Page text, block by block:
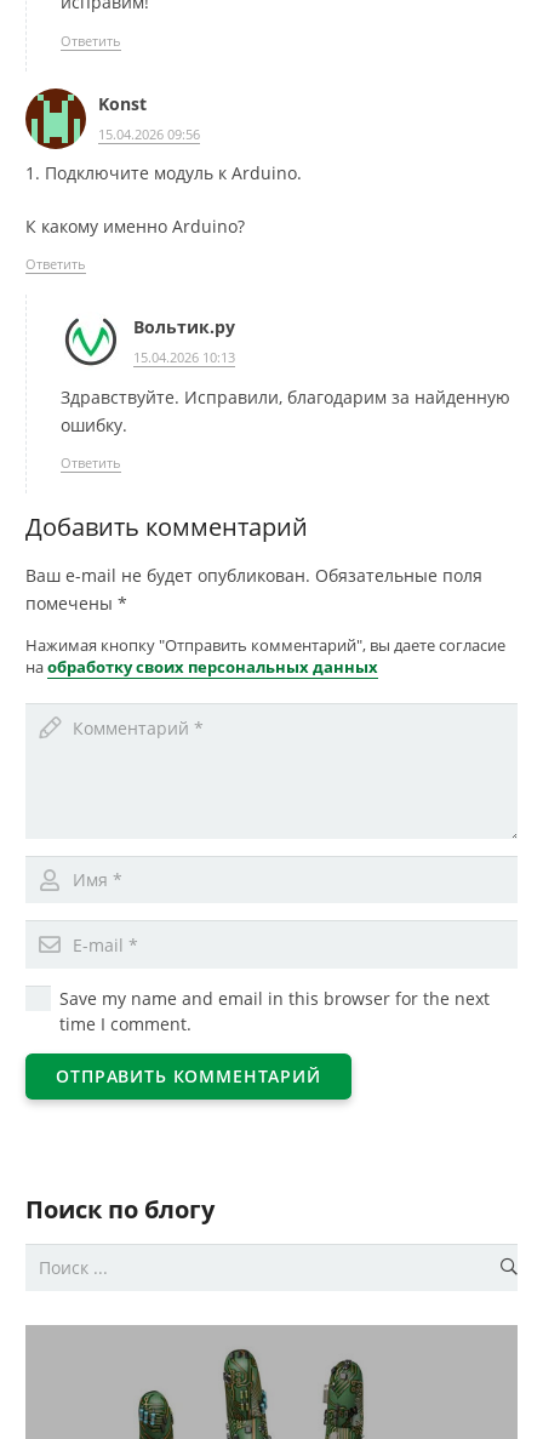
Ответить
Konst
15.04.2026 09:56
1. Подключите модуль к Arduino.
К какому именно Arduino?
Ответить
Вольтик.ру
15.04.2026 10:13
Здравствуйте. Исправили, благодарим за найденную
ошибку.
Ответить
Добавить комментарий
Ваш e-mail не будет опубликован. Обязательные поля
помечены *
Нажимая кнопку "Отправить комментарий", вы даете согласие
наобработку своих персональных данных
Save my name and email in this browser for the next
time I comment.
ОТПРАВИТЬ КОММЕНТАРИЙ
Поиск по блогу